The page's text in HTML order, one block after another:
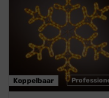
Koppelbaar